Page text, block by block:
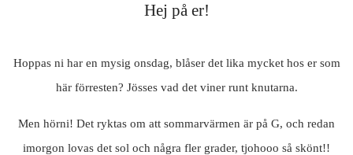
Hej på er!
Hoppas ni har en mysig onsdag, blåser det lika mycket hos er som
här förresten? Jösses vad det viner runt knutarna.
Men hörni! Det ryktas om att sommarvärmen är på G, och redan
imorgon lovas det sol och några fler grader, tjohooo så skönt!!